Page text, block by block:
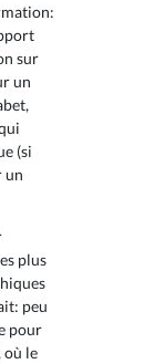
sur
un
(si
un
plus
peu
pour
où le